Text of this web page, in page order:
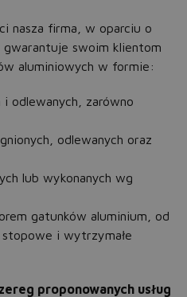
nasza firma, w oparciu o
gwarantuje swoim klientom
aluminiowych w formie:
odlewanych, zarówno
odlewanych oraz
lub wykonanych wg
gatunków aluminium, od
i wytrzymałe
proponowanych usług